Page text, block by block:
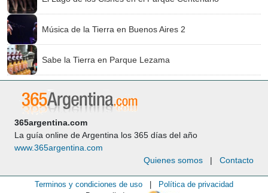
Música de la Tierra en Buenos Aires 2
Sabe la Tierra en Parque Lezama
365argentina.com
La guía online de Argentina los 365 días del año
www.365argentina.com
Quienes somos | Contacto
Terminos y condiciones de uso
Política de privacidad